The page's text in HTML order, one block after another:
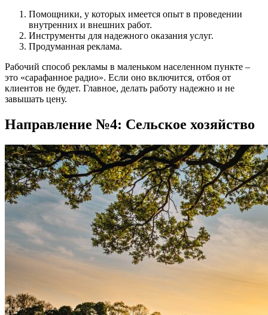
Помощники, у которых имеется опыт в проведении
внутренних и внешних работ.
Инструменты для надежного оказания услуг.
Продуманная реклама.
Рабочий способ рекламы в маленьком населенном пункте –
это «сарафанное радио». Если оно включится, отбоя от
клиентов не будет. Главное, делать работу надежно и не
завышать цену.
Направление №4: Сельское хозяйство